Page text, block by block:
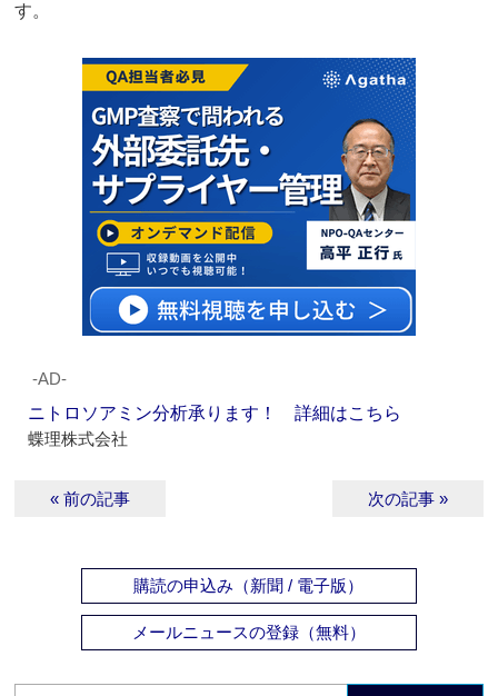
す。
‐AD‐
ニトロソアミン分析承ります！ 詳細はこちら
蝶理株式会社
« 前の記事 次の記事 »
購読の申込み（新聞 / 電子版）
メールニュースの登録（無料）